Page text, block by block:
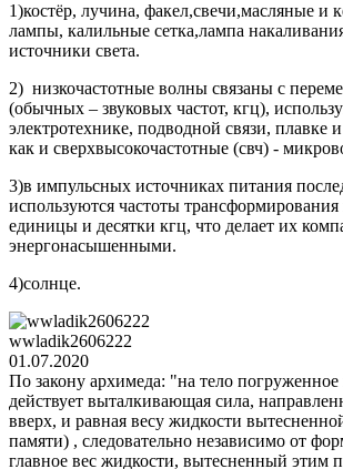
1)костёр, лучина, факел,свечи,масляные и
лампы, калильные сетка,лампа
источники света.
2) низкочастотные волны связаны с
(обычных – звуковых частот, кгц),
электротехнике, подводной связи, плавке
как и сверхвысокочастотные (свч) -
3)в импульсных источниках питания
используются частоты трансформирования
единицы и десятки кгц, что делает их
энергонасышенными.
4)солнце.
wwladik2606222
01.07.2020
По закону архимеда: "на тело погруженное
действует выталкивающая сила,
вверх, и равная весу жидкости
памяти) , следовательно независимо от
главное вес жидкости, вытесненный этим